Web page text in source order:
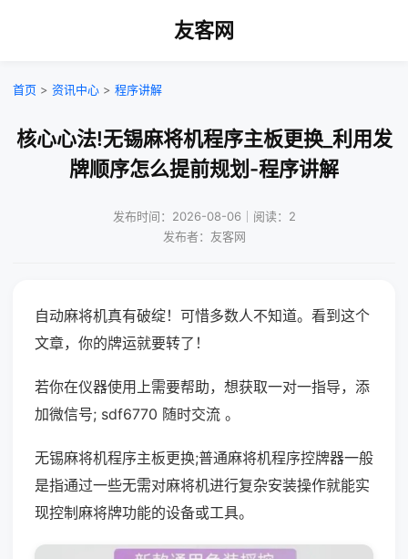
友客网
首页 > 资讯中心 > 程序讲解
核心心法!无锡麻将机程序主板更换_利用发
牌顺序怎么提前规划-程序讲解
发布时间：2026-08-06｜阅读：2
发布者：友客网
自动麻将机真有破绽！可惜多数人不知道。看到这个
文章，你的牌运就要转了！
若你在仪器使用上需要帮助，想获取一对一指导，添
加微信号; sdf6770 随时交流 。
无锡麻将机程序主板更换;普通麻将机程序控牌器一般
是指通过一些无需对麻将机进行复杂安装操作就能实
现控制麻将牌功能的设备或工具。